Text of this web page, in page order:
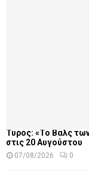
Τυρός: «Το Βαλς
στις 20 Αυγούστου
07/08/2026 0